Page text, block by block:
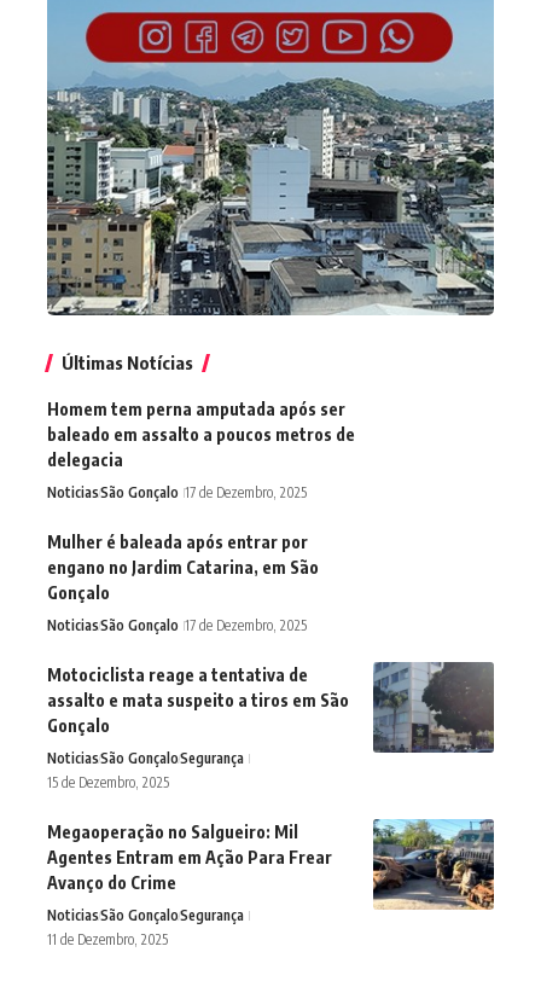
Últimas Notícias
Homem tem perna amputada após ser
baleado em assalto a poucos metros de
delegacia
NoticiasSão Gonçalo 17 de Dezembro, 2025
Mulher é baleada após entrar por
engano no Jardim Catarina, em São
Gonçalo
NoticiasSão Gonçalo 17 de Dezembro, 2025
Motociclista reage a tentativa de
assalto e mata suspeito a tiros em São
Gonçalo
NoticiasSão GonçaloSegurança
15 de Dezembro, 2025
Megaoperação no Salgueiro: Mil
Agentes Entram em Ação Para Frear
Avanço do Crime
NoticiasSão GonçaloSegurança
11 de Dezembro, 2025